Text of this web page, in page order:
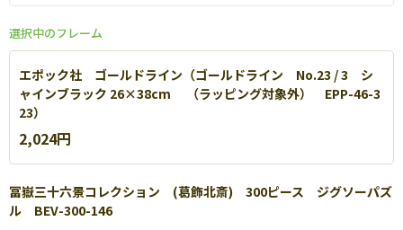
選択中のフレーム
エポック社 ゴールドライン（ゴールドライン No.23 / 3 シ
ャインブラック 26×38cm （ラッピング対象外） EPP-46-3
23）
2,024円
冨嶽三十六景コレクション (葛飾北斎) 300ピース ジグソーパズ
ル BEV-300-146